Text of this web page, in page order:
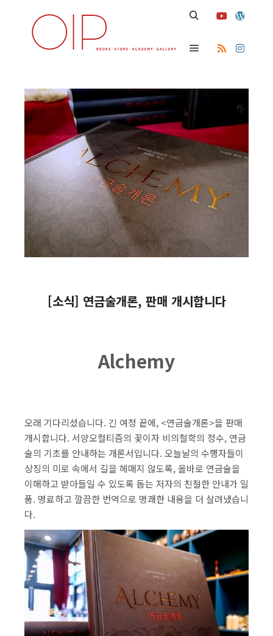
[소식] 연금술개론, 판매 개시합니다
Alchemy
오래 기다리셨습니다. 긴 여정 끝에, <연금술개론>을 판매
개시합니다. 서양오컬티즘의 꽃이자 비의철학의 정수, 연금
술의 기초를 안내하는 개론서입니다. 오늘날의 수행자들이
상징의 미로 속에서 길을 헤매지 않도록, 올바로 연금술을
이해하고 받아들일 수 있도록 돕는 저자의 친절한 안내가 일
품. 명료하고 깔끔한 번역으로 명쾌한 내용을 더 살려냈습니
다.